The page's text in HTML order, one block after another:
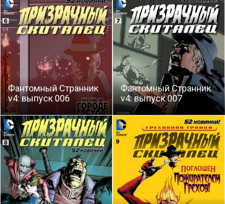
Фантомный Странник
v4: выпуск 006
Фантомный Странник
v4: выпуск 007